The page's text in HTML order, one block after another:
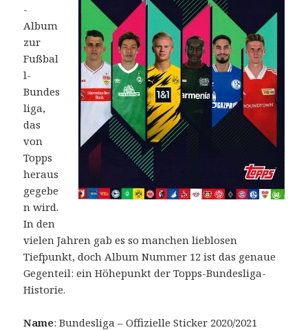
-
Album
zur
Fußbal
l-
Bundes
liga,
das
von
Topps
heraus
gegebe
n wird.
In den
vielen Jahren gab es so manchen lieblosen
Tiefpunkt, doch Album Nummer 12 ist das genaue
Gegenteil: ein Höhepunkt der Topps-Bundesliga-
Historie.
Name: Bundesliga – Offizielle Sticker 2020/2021